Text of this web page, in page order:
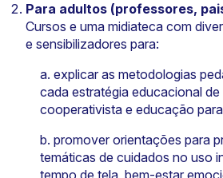
Para adultos (professores,
Cursos e uma midiateca com
e sensibilizadores para:
a. explicar as metodologias
cada estratégia educacional
cooperativista e educação
b. promover orientações para
temáticas de cuidados no uso
tempo de tela, bem-estar